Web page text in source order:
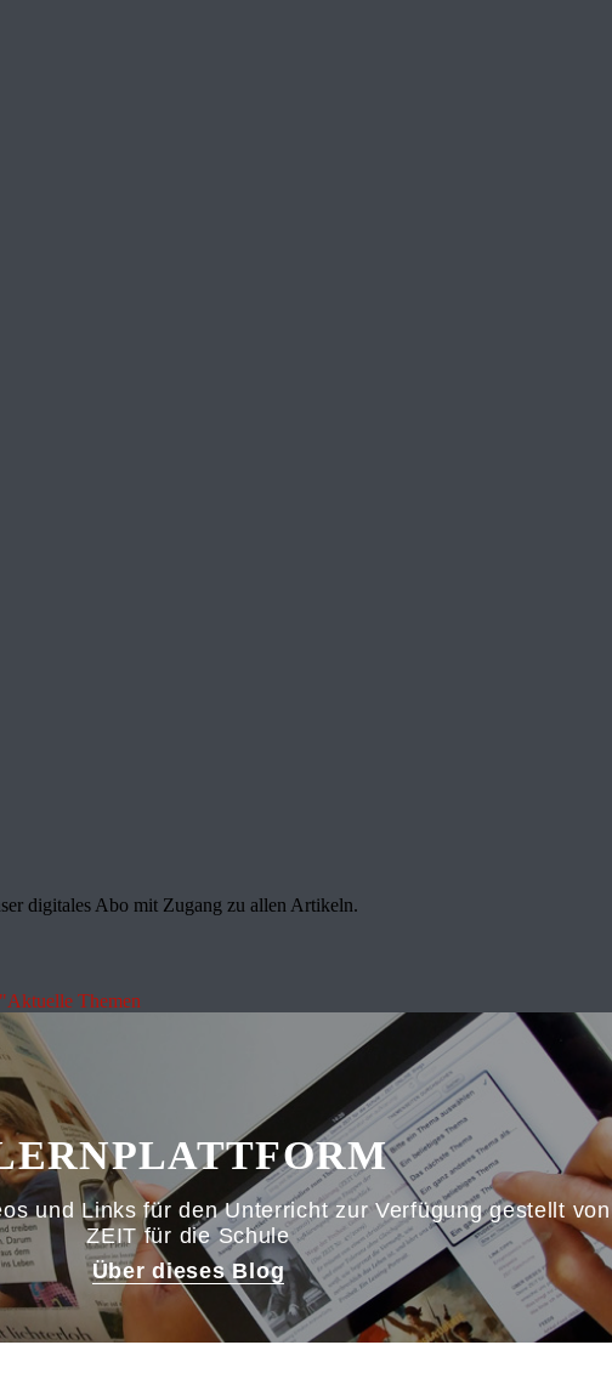
digitales Abo mit Zugang zu allen Artikeln.
Aktuelle Themen
und Links für den Unterricht zur Verfügung gestellt von
ZEIT für die Schule
Über dieses Blog